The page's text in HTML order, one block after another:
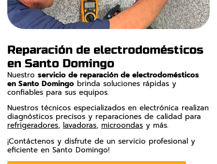
Reparación de electrodomésticos
en Santo Domingo
Nuestro servicio de reparación de electrodomésticos
en Santo Domingo brinda soluciones rápidas y
confiables para sus equipos.
Nuestros técnicos especializados en electrónica realizan
diagnósticos precisos y reparaciones de calidad para
refrigeradores, lavadoras, microondas y más.
¡Contáctenos y disfrute de un servicio profesional y
eficiente en Santo Domingo!